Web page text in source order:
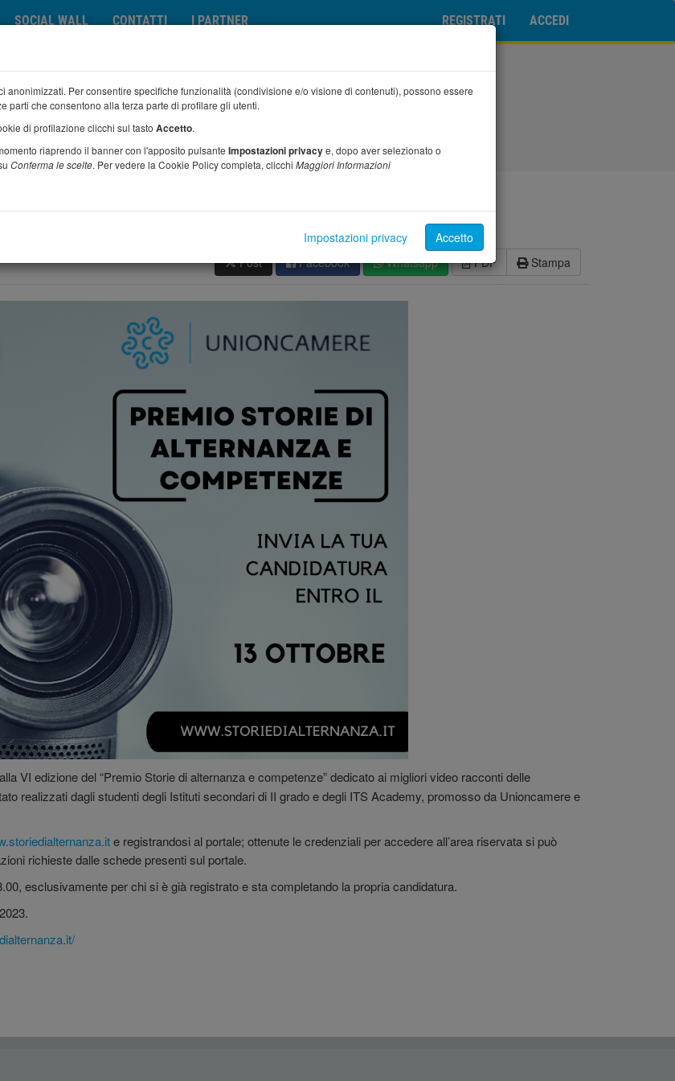
REGISTRATI ACCEDI
SOCIAL WALL CONTATTI I PARTNER
candidature entro il 13 ottobre
candidature entro il 13 ottobre
Post Facebook Whatsapp PDF Stampa
VI edizione del “Premio Storie di alternanza e competenze” dedicato ai migliori video racconti delle
realizzati dagli studenti degli Istituti secondari di II grado e degli ITS Academy, promosso da Unioncamere e
e registrandosi al portale; ottenute le credenziali per accedere all’area riservata si può
richieste dalle schede presenti sul portale.
esclusivamente per chi si è già registrato e sta completando la propria candidatura.
anonimizzati. Per consentire specifiche funzionalità (condivisione e/o visione di contenuti), possono essere
parti che consentono alla terza parte di profilare gli utenti.
di profilazione clicchi sul tasto Accetto.
riaprendo il banner con l'apposito pulsante Impostazioni privacye, dopo aver selezionato o
Conferma le scelte. Per vedere la Cookie Policy completa, clicchi Maggiori Informazioni
Impostazioni privacy Accetto